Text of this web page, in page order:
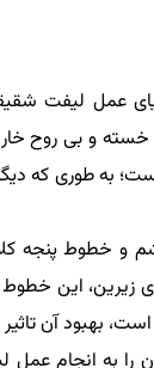
عمل لیفت
و بی روح
به طوری که
و خطوط پنجه
زیرین، این
بهبود آن
را به انجام